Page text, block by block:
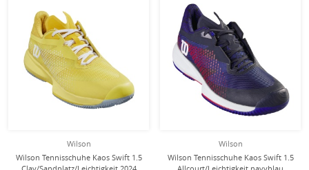
Wilson
Wilson Tennisschuhe Kaos Swift 1.5
Wilson
Wilson Tennisschuhe Kaos Swift 1.5